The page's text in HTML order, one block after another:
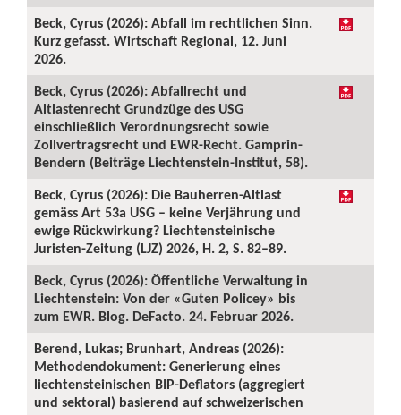
Beck, Cyrus (2026): Abfall im rechtlichen Sinn.
Kurz gefasst. Wirtschaft Regional, 12. Juni
2026.
Beck, Cyrus (2026): Abfallrecht und
Altlastenrecht Grundzüge des USG
einschließlich Verordnungsrecht sowie
Zollvertragsrecht und EWR-Recht. Gamprin-
Bendern (Beiträge Liechtenstein-Institut, 58).
Beck, Cyrus (2026): Die Bauherren-Altlast
gemäss Art 53a USG – keine Verjährung und
ewige Rückwirkung? Liechtensteinische
Juristen-Zeitung (LJZ) 2026, H. 2, S. 82–89.
Beck, Cyrus (2026): Öffentliche Verwaltung in
Liechtenstein: Von der «Guten Policey» bis
zum EWR. Blog. DeFacto. 24. Februar 2026.
Berend, Lukas; Brunhart, Andreas (2026):
Methodendokument: Generierung eines
liechtensteinischen BIP-Deflators (aggregiert
und sektoral) basierend auf schweizerischen